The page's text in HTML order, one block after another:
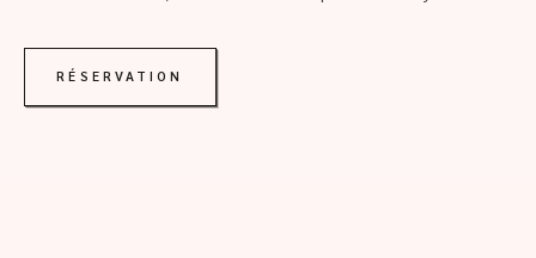
RÉSERVATION